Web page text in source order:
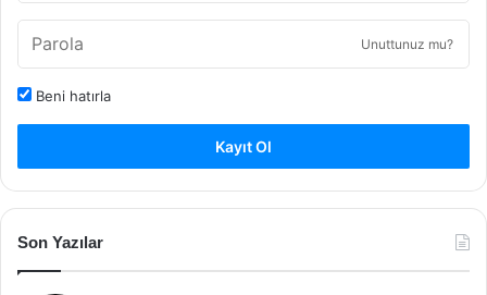
Unuttunuz mu?
Beni hatırla
Kayıt Ol
Son Yazılar